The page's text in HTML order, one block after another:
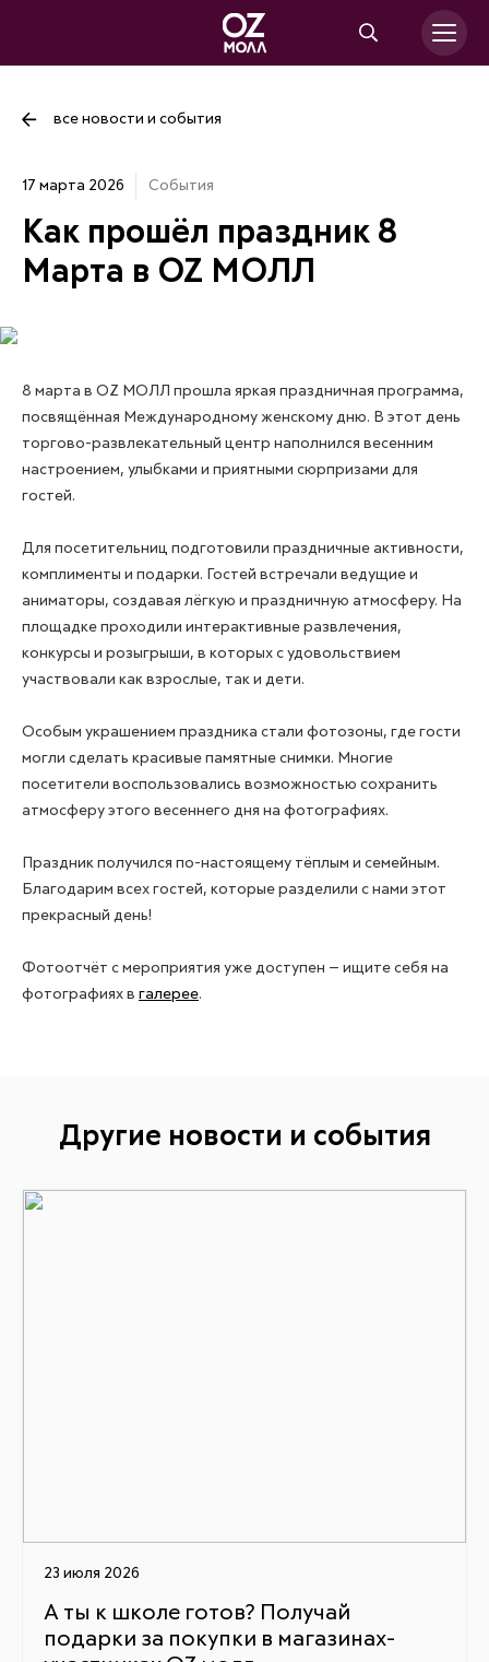
все новости и события
17 марта 2026 События
Как прошёл праздник 8
Марта в OZ МОЛЛ
8 марта в OZ МОЛЛ прошла яркая праздничная программа,
посвящённая Международному женскому дню. В этот день
торгово-развлекательный центр наполнился весенним
настроением, улыбками и приятными сюрпризами для
гостей.
Для посетительниц подготовили праздничные активности,
комплименты и подарки. Гостей встречали ведущие и
аниматоры, создавая лёгкую и праздничную атмосферу. На
площадке проходили интерактивные развлечения,
конкурсы и розыгрыши, в которых с удовольствием
участвовали как взрослые, так и дети.
Особым украшением праздника стали фотозоны, где гости
могли сделать красивые памятные снимки. Многие
посетители воспользовались возможностью сохранить
атмосферу этого весеннего дня на фотографиях.
Праздник получился по-настоящему тёплым и семейным.
Благодарим всех гостей, которые разделили с нами этот
прекрасный день!
Фотоотчёт с мероприятия уже доступен — ищите себя на
фотографиях в галерее.
Другие новости и события
23 июля 2026
А ты к школе готов? Получай
подарки за покупки в магазинах-